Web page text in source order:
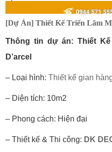
[Dự Án] Thiết Kế Triển Lãm
Thông tin dự án: Thiết Kế
D’arcel
– Loại hình:Thiết kế gian
– Diện tích: 10m2
– Phong cách: Hiện đại
– Thiết kế & Thi công: DK